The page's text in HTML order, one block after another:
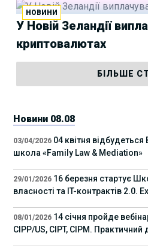
НОВИНИ
У Новій Зеландії
криптовалютах
БІЛЬШЕ
Новини 08.08
03/04/2026 04 квітня
школа «Family Law & Mediation»
29/01/2026 16 березня стартує
власності та IT-контрактів 2.0.
08/01/2026 14 січня пройде
CIPP/US, CIPT, CIPM. Практичний